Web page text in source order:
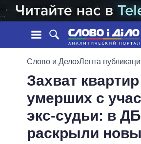
НОВОСТИ
ЛЕНТА
СОБЫТИЯ
СТАТЬИ
МНЕНИЯ
ОБЗОРЫ
МИР
ОБЕЩАНИЯ
ПОЛИТИКИ
ВСЕ ПОЛИТИКИ
ПРЕЗИДЕНТ И ОФИС
ИНФОГРАФИКА
Слово и Дело›Лента
Захват квартир
умерших с
экс-судьи: в
раскрыли